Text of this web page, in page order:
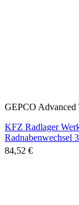
GEPCO Advanced
KFZ Radlager
Radnabenwechsel
84,52 €